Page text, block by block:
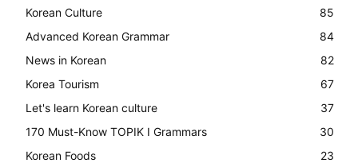
Korean Culture
85
Advanced Korean Grammar
84
News in Korean
82
Korea Tourism
67
Let's learn Korean culture
37
170 Must-Know TOPIK I Grammars
30
Korean Foods
23